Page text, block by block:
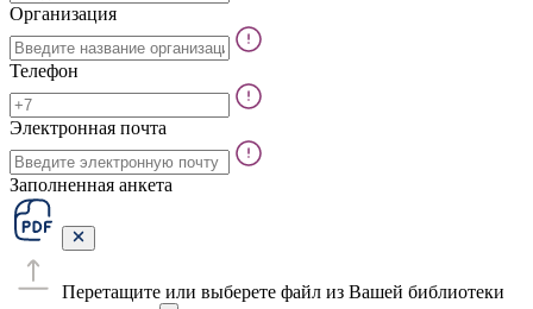
Организация
Телефон
Электронная почта
Заполненная анкета
Перетащите или выберете файл из Вашей библиотеки